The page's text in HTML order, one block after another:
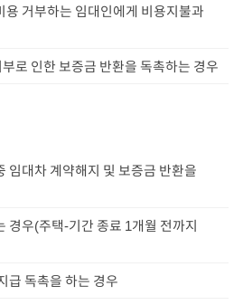
용 거부하는 임대인에게 비용지불과
로 인한 보증금 반환을 독촉하는 경우
임대차 계약해지 및 보증금 반환을
경우(주택-기간 종료 1개월 전까지
급 독촉을 하는 경우